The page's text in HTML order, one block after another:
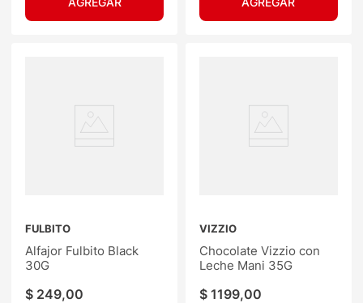
FULBITO
Alfajor Fulbito Black
30G
$ 249,00
VIZZIO
Chocolate Vizzio con
Leche Mani 35G
$ 1199,00